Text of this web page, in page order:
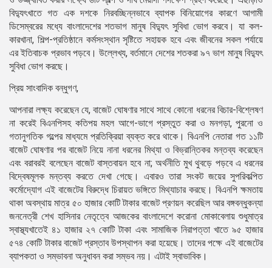
বিদ্যুৎখাতে গত এক দশকে নিরবচ্ছিন্নভাবে ব্যাপক বিনিয়োগের কারণে আগামী
ডিসেম্বরের মধ্যে বাংলাদেশের শতভাগ মানুষ বিদ্যুৎ সুবিধা ভোগ করবে। যা কল-
কারখানা, শিল্প-প্রতিষ্ঠানে কর্মসংস্থান সৃষ্টিতে সহায়ক হবে এবং জীবনের সকল পর্যায়ে
এর ইতিবাচক প্রভাব পড়বে। উল্লেখ্য, বর্তমানে দেশের শতকরা ৯৭ ভাগ মানুষ বিদ্যুৎ
সুবিধা ভোগ করছে।
প্রিয় সাংবাদিক বন্ধুগণ,
আপনারা লক্ষ্য করেছেন যে, বাজেট ঘোষণার সাথে সাথে কোনো ধরনের বিচার-বিশ্লেষণ
না করেই বিএনপিসহ কতিপয় মহল আগে-ভাগে প্রস্তুত করা ও মনগড়া, পুরনো ও
গতানুগতিক গল্পের মাধ্যমে প্রতিক্রিয়া ব্যক্ত করে থাকে। বিএনপি নেতারা গত ১১টি
বাজেট ঘোষণার পর বাজেট নিয়ে নানা ধরনের মিথ্যা ও বিভ্রান্তিকর মন্তব্য করেছেন
এবং বরাবরই বলেছেন বাজেট বাস্তবায়ন হবে না; অর্থনীতি মুখ থুবড়ে পড়বে এ ধরনের
বিদ্বেষমূলক মন্তব্য করতে দেখা গেছে। এবারও তারা সংকট জয়ের সুপরিকল্পিত
কর্মোদ্যোগ এই বাজেটের বিরুদ্ধে চিরায়ত ভঙ্গিতে মিথ্যাচার করছে। বিএনপি ক্ষমতায়
থাকা অবস্থায় মাত্র ৫০ হাজার কোটি টাকার বাজেট প্রণয়ন করেছিল আর বঙ্গবন্ধুকন্যা
জননেত্রী শেখ হাসিনার নেতৃত্বে আজকের বাংলাদেশে করোনা মোকাবেলায় শুধুমাত্র
স্বাস্থ্যখাতেই ৪১ হাজার ২৭ কোটি টাকা এবং সামাজিক নিরাপত্তা খাতে ৯৫ হাজার
৫৭৪ কোটি টাকার বাজেট প্রস্তাব উপস্থাপন করা হয়েছে। তাদের পক্ষে এই বাজেটের
ব্যাপকতা ও সম্ভাবনা অনুধাবন করা সম্ভব নয়। এটাই স্বাভাবিক।